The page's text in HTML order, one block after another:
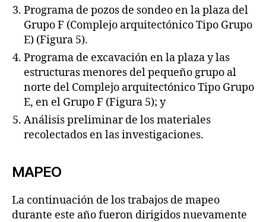
Programa de pozos de sondeo en la plaza del
Grupo F (Complejo arquitectónico Tipo Grupo
E) (Figura 5).
Programa de excavación en la plaza y las
estructuras menores del pequeño grupo al
norte del Complejo arquitectónico Tipo Grupo
E, en el Grupo F (Figura 5); y
Análisis preliminar de los materiales
recolectados en las investigaciones.
MAPEO
La continuación de los trabajos de mapeo
durante este año fueron dirigidos nuevamente